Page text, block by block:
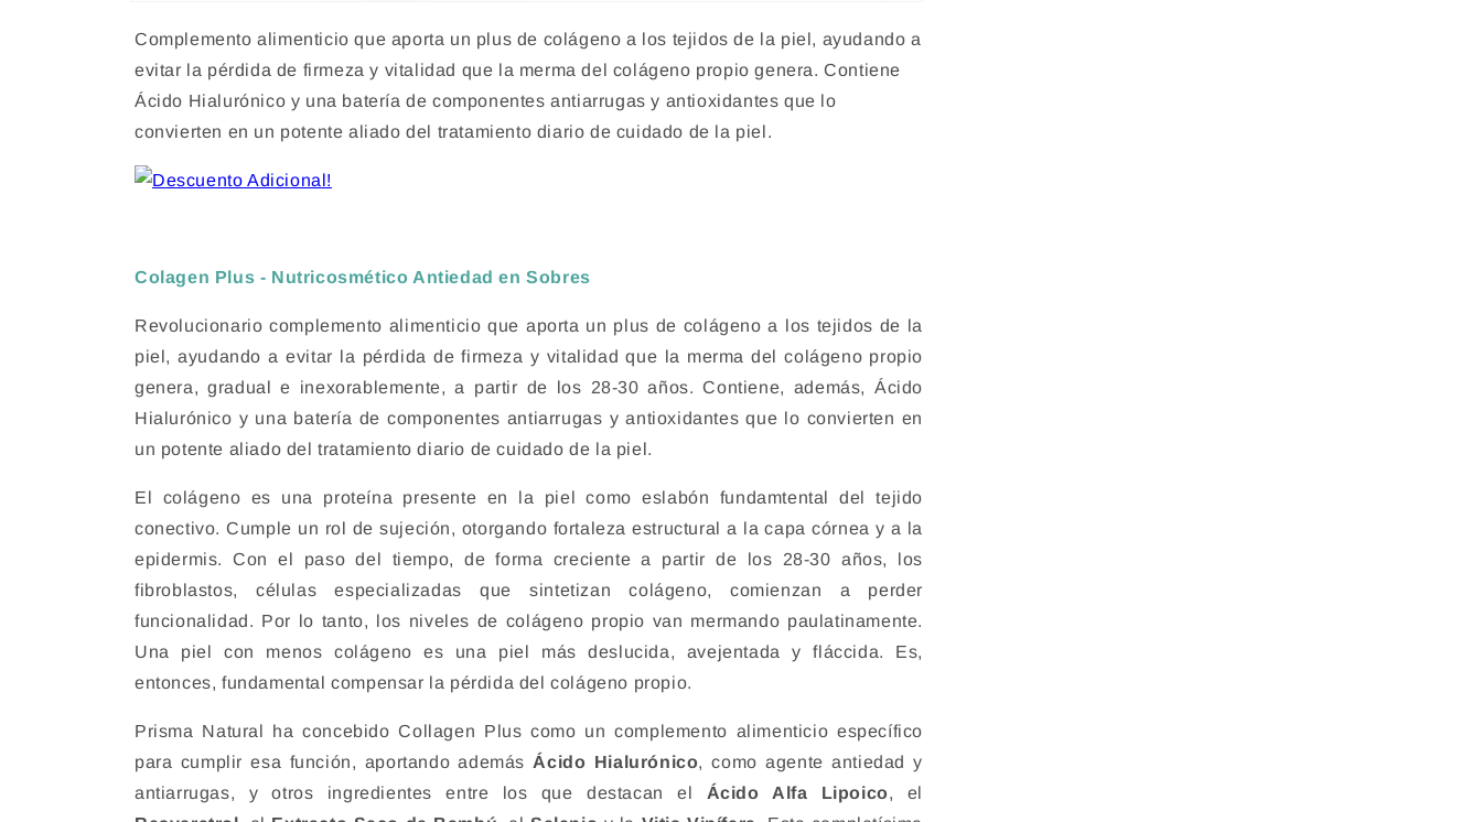
multimedia
en
una
ventana
modal
Complemento alimenticio que aporta un plus de colágeno a los tejidos de la piel, ayudando a
evitar la pérdida de firmeza y vitalidad que la merma del colágeno propio genera. Contiene
Ácido Hialurónico y una batería de componentes antiarrugas y antioxidantes que lo
convierten en un potente aliado del tratamiento diario de cuidado de la piel.
Colagen Plus - Nutricosmético Antiedad en Sobres
Revolucionario complemento alimenticio que aporta un plus de colágeno a los tejidos de la
piel, ayudando a evitar la pérdida de firmeza y vitalidad que la merma del colágeno propio
genera, gradual e inexorablemente, a partir de los 28-30 años. Contiene, además, Ácido
Hialurónico y una batería de componentes antiarrugas y antioxidantes que lo convierten en
un potente aliado del tratamiento diario de cuidado de la piel.
El colágeno es una proteína presente en la piel como eslabón fundamtental del tejido
conectivo. Cumple un rol de sujeción, otorgando fortaleza estructural a la capa córnea y a la
epidermis. Con el paso del tiempo, de forma creciente a partir de los 28-30 años, los
fibroblastos, células especializadas que sintetizan colágeno, comienzan a perder
funcionalidad. Por lo tanto, los niveles de colágeno propio van mermando paulatinamente.
Una piel con menos colágeno es una piel más deslucida, avejentada y fláccida. Es,
entonces, fundamental compensar la pérdida del colágeno propio.
Prisma Natural ha concebido Collagen Plus como un complemento alimenticio específico
para cumplir esa función, aportando además Ácido Hialurónico, como agente antiedad y
antiarrugas, y otros ingredientes entre los que destacan el Ácido Alfa Lipoico, el